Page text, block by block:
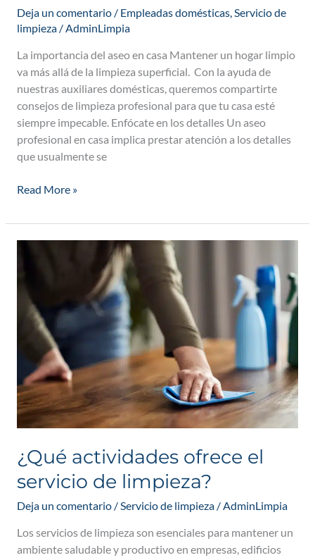
Deja un comentario / Empleadas domésticas,Servicio de
limpieza/AdminLimpia
La importancia del aseo en casa Mantener un hogar limpio
va más allá de la limpieza superficial. Con la ayuda de
nuestras auxiliares domésticas, queremos compartirte
consejos de limpieza profesional para que tu casa esté
siempre impecable. Enfócate en los detalles Un aseo
profesional en casa implica prestar atención a los detalles
que usualmente se
Read More »
¿Qué actividades ofrece el
servicio de limpieza?
Deja un comentario /Servicio de limpieza/AdminLimpia
Los servicios de limpieza son esenciales para mantener un
ambiente saludable y productivo en empresas, edificios
servicio
limpieza?